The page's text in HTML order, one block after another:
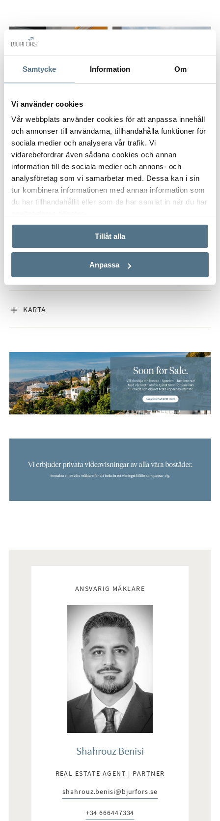
Samtycke Information Om
Vi använder cookies
Vår webbplats använder cookies för att anpassa innehåll
och annonser till användarna, tillhandahålla funktioner för
sociala medier och analysera vår trafik. Vi
vidarebefordrar även sådana cookies och annan
information till de sociala medier och annons- och
analysföretag som vi samarbetar med. Dessa kan i sin
tur kombinera informationen med annan information som
du har tillhandahållit eller som de har samlat in när du har
Tillåt alla
Anpassa
Den rymliga terrassen erbjuder inbyggd grill, gott om plats
för både loungedel och middagar under bar himmel samt en
Golvvärme i hela bostaden bidrar till hög komfort året runt.
privat garageplats har du samtidigt nära till golfbanor, Puerto
permanentbostad, semesterboende eller investering på
Costa del Sol.
ALLA BILDER (21)
FAKTA OM BOSTADEN
KARTA
VISA INNEHÅLL
ANSVARIG MÄKLARE
Shahrouz Benisi
REAL ESTATE AGENT | PARTNER
E-post:
shahrouz.benisi@bjurfors.se
Telefon:
+34 666447334